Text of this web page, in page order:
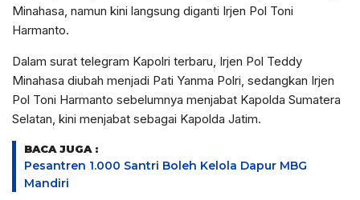
Minahasa, namun kini langsung diganti Irjen Pol Toni
Harmanto.
Dalam surat telegram Kapolri terbaru, Irjen Pol Teddy
Minahasa diubah menjadi Pati Yanma Polri, sedangkan Irjen
Pol Toni Harmanto sebelumnya menjabat Kapolda Sumatera
Selatan, kini menjabat sebagai Kapolda Jatim.
BACA JUGA :
Pesantren 1.000 Santri Boleh Kelola Dapur MBG
Mandiri